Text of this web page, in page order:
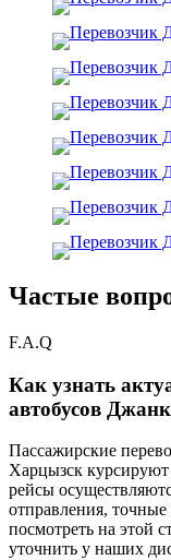
Частые
F.A.Q
Как узнать
автобусов
Пассажирские
Харцызск курсируют
рейсы
отправления, точные
посмотреть на этой
уточнить у наших